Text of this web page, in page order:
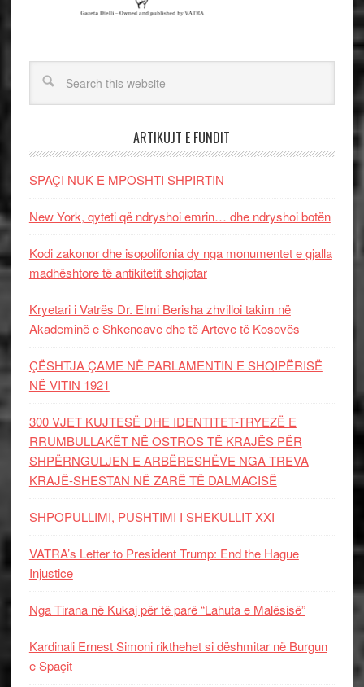
ARTIKUJT E FUNDIT
SPAÇI NUK E MPOSHTI SHPIRTIN
New York, qyteti që ndryshoi emrin… dhe ndryshoi botën
Kodi zakonor dhe isopolifonia dy nga monumentet e gjalla
madhështore të antikitetit shqiptar
Kryetari i Vatrës Dr. Elmi Berisha zhvilloi takim në
Akademinë e Shkencave dhe të Arteve të Kosovës
ÇËSHTJA ÇAME NË PARLAMENTIN E SHQIPËRISË
NË VITIN 1921
300 VJET KUJTESË DHE IDENTITET-TRYEZË E
RRUMBULLAKËT NË OSTROS TË KRAJËS PËR
SHPËRNGULJEN E ARBËRESHËVE NGA TREVA
KRAJË-SHESTAN NË ZARË TË DALMACISË
SHPOPULLIMI, PUSHTIMI I SHEKULLIT XXI
VATRA’s Letter to President Trump: End the Hague
Injustice
Nga Tirana në Kukaj për të parë “Lahuta e Malësisë”
Kardinali Ernest Simoni rikthehet si dëshmitar në Burgun
e Spaçit